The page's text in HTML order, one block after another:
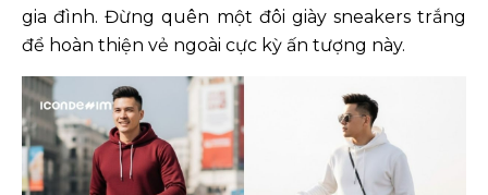
gia đình. Đừng quên một đôi giày sneakers trắng
để hoàn thiện vẻ ngoài cực kỳ ấn tượng này.